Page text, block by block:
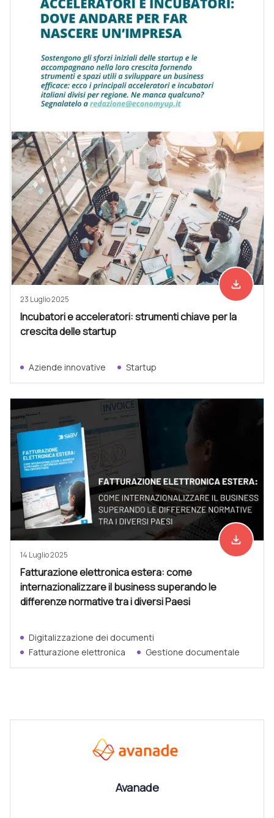
Scarica
file_download
23 Luglio 2025
Incubatori e acceleratori: strumenti chiave per la
crescita delle startup
Aziende innovative Startup
Scarica
file_download
14 Luglio 2025
Fatturazione elettronica estera: come
internazionalizzare il business superando le
differenze normative tra i diversi Paesi
Digitalizzazione dei documenti
Fatturazione elettronica
Gestione documentale
Avanade